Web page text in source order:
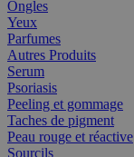
Ongles
Yeux
Parfumes
Autres Produits
Serum
Psoriasis
Peeling et gommage
Taches de pigment
Peau rouge et réactive
Sourcils